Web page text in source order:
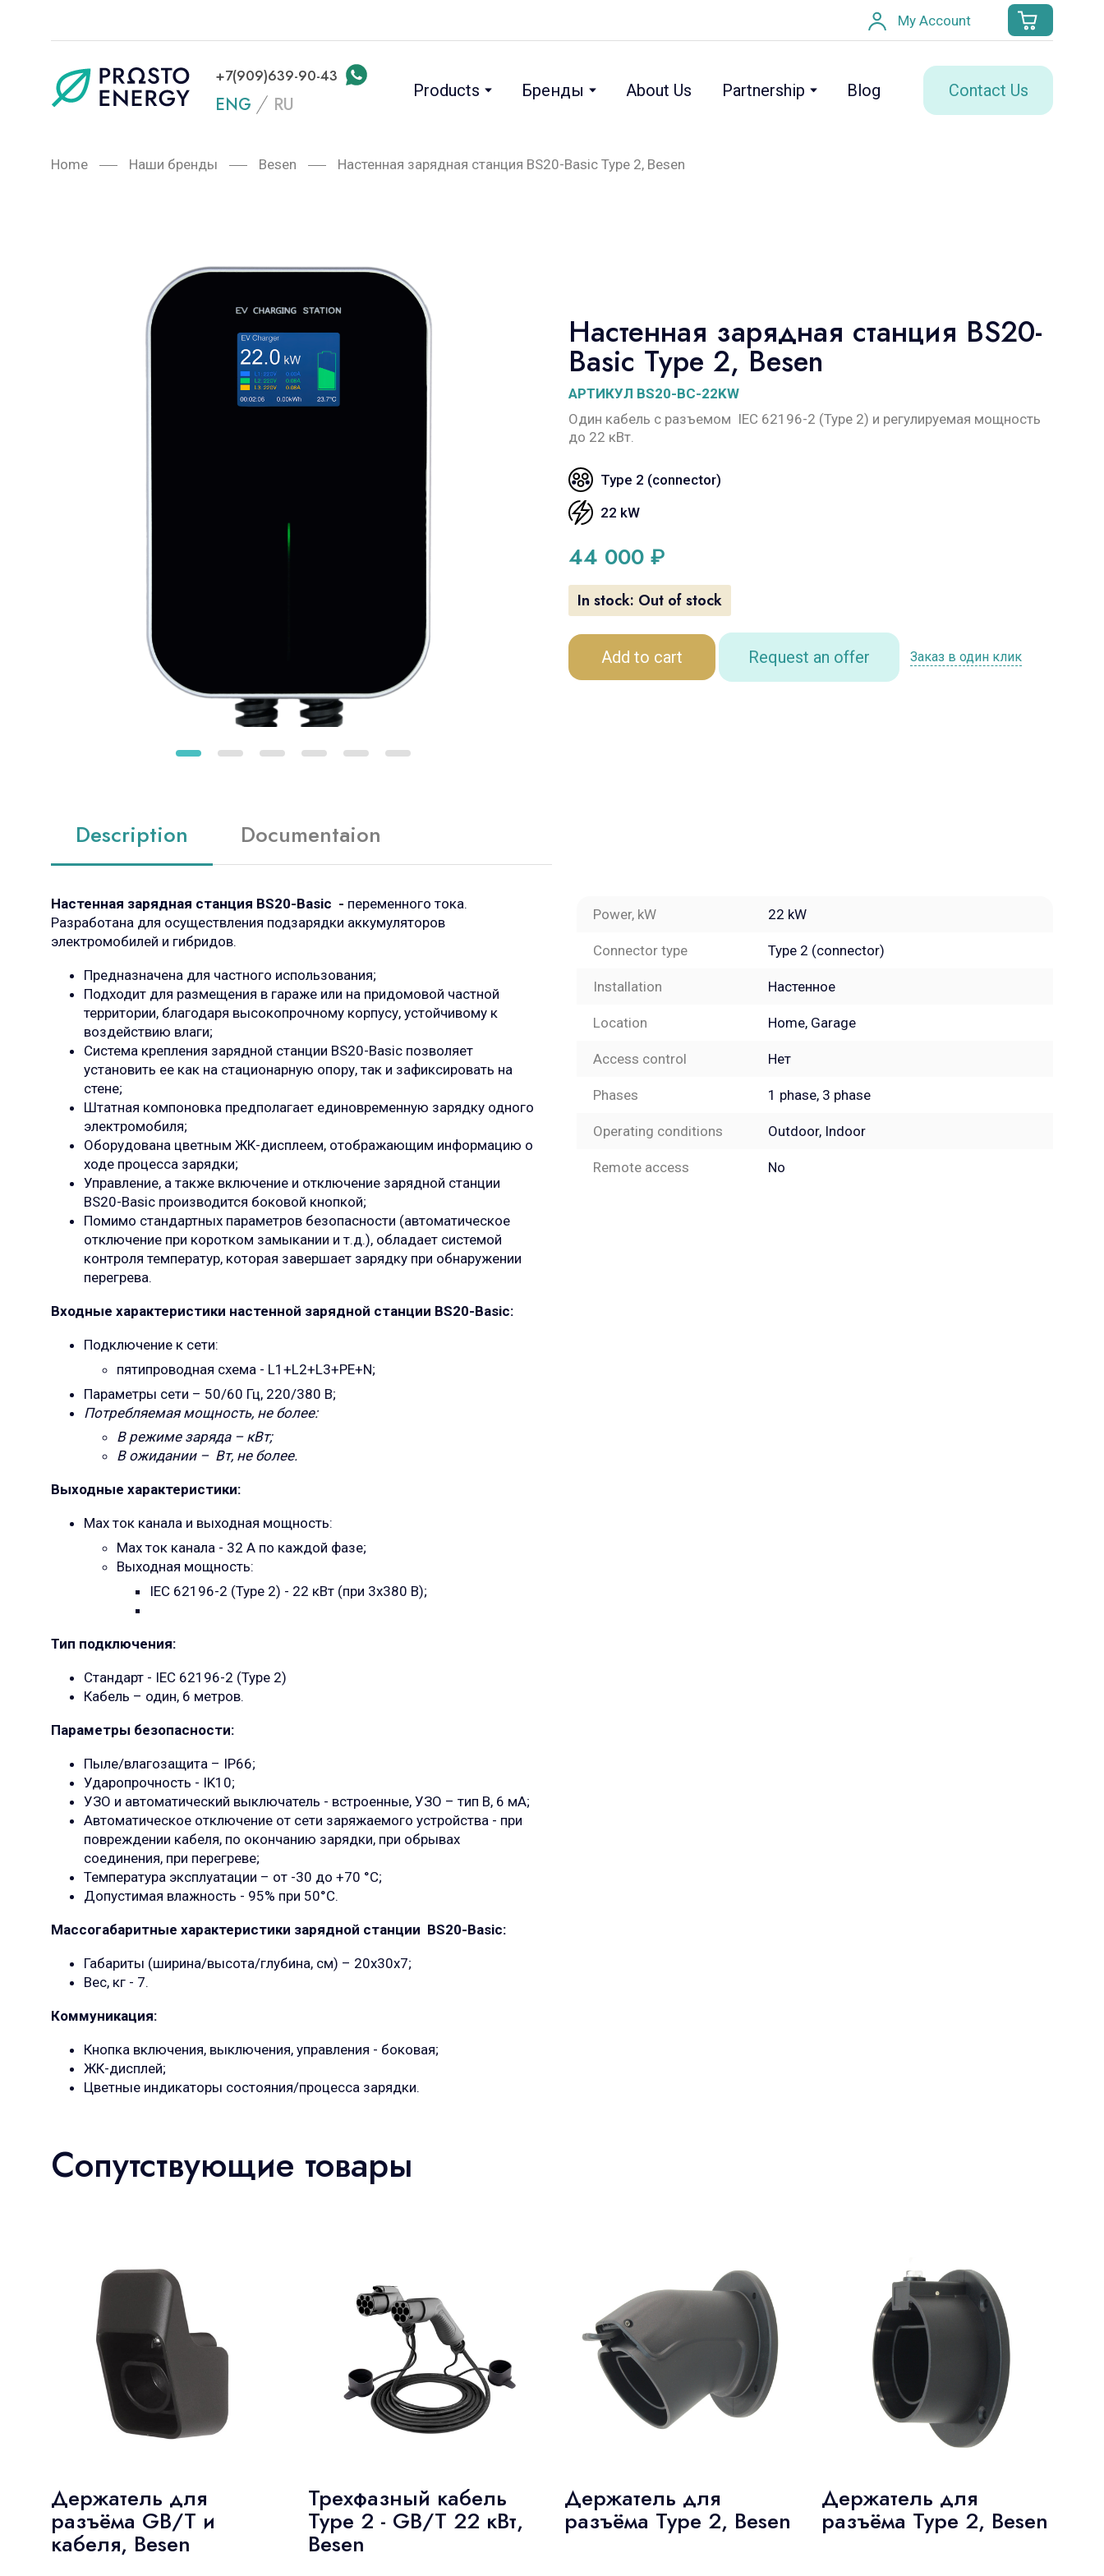
My Account
+7(909)639-90-43
ENG RU
Products Бренды About Us Partnership Blog Contact Us
Home Наши бренды Besen Настенная зарядная станция BS20-Basic Type 2, Besen
Настенная зарядная станция BS20-
Basic Type 2, Besen
АРТИКУЛ BS20-BC-22KW
Один кабель с разъемом IEC 62196-2 (Type 2) и регулируемая мощность
до 22 кВт.
Type 2 (connector)
22 kW
44 000 ₽
In stock: Out of stock
Add to cart Request an offer Заказ в один клик
Description Documentaion
Настенная зарядная станция BS20-Basic - переменного тока.
Разработана для осуществления подзарядки аккумуляторов
электромобилей и гибридов.
Предназначена для частного использования;
Подходит для размещения в гараже или на придомовой частной
территории, благодаря высокопрочному корпусу, устойчивому к
воздействию влаги;
Система крепления зарядной станции BS20-Basic позволяет
установить ее как на стационарную опору, так и зафиксировать на
стене;
Штатная компоновка предполагает единовременную зарядку одного
электромобиля;
Оборудована цветным ЖК-дисплеем, отображающим информацию о
ходе процесса зарядки;
Управление, а также включение и отключение зарядной станции
BS20-Basic производится боковой кнопкой;
Помимо стандартных параметров безопасности (автоматическое
отключение при коротком замыкании и т.д.), обладает системой
контроля температур, которая завершает зарядку при обнаружении
перегрева.
Входные характеристики настенной зарядной станции BS20-Basic:
Подключение к сети:
пятипроводная схема - L1+L2+L3+PE+N;
Параметры сети – 50/60 Гц, 220/380 В;
Потребляемая мощность, не более:
В режиме заряда – кВт;
В ожидании – Вт, не более.
Выходные характеристики:
Max ток канала и выходная мощность:
Max ток канала - 32 А по каждой фазе;
Выходная мощность:
IEC 62196-2 (Type 2) - 22 кВт (при 3х380 В);
Тип подключения:
Стандарт - IEC 62196-2 (Type 2)
Кабель – один, 6 метров.
Параметры безопасности:
Пыле/влагозащита – IP66;
Ударопрочность - IK10;
УЗО и автоматический выключатель - встроенные, УЗО – тип B, 6 мА;
Автоматическое отключение от сети заряжаемого устройства - при
повреждении кабеля, по окончанию зарядки, при обрывах
соединения, при перегреве;
Температура эксплуатации – от -30 до +70 °C;
Допустимая влажность - 95% при 50°C.
Массогабаритные характеристики зарядной станции BS20-Basic:
Габариты (ширина/высота/глубина, см) – 20х30х7;
Вес, кг - 7.
Коммуникация:
Кнопка включения, выключения, управления - боковая;
ЖК-дисплей;
Цветные индикаторы состояния/процесса зарядки.
Power, kW 22 kW
Connector type Type 2 (connector)
Installation Настенное
Location Home, Garage
Access control Нет
Phases 1 phase, 3 phase
Operating conditions Outdoor, Indoor
Remote access No
Сопутствующие товары
Держатель для
разъёма GB/T и
кабеля, Besen
Трехфазный кабель
Type 2 - GB/T 22 кВт,
Besen
Держатель для
разъёма Type 2, Besen
Держатель для
разъёма Type 2, Besen